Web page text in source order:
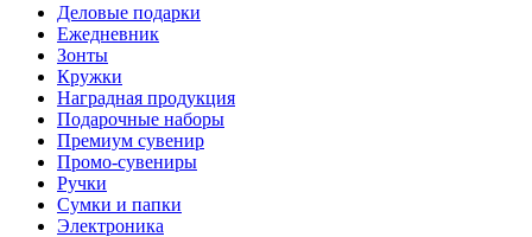
Деловые подарки
Ежедневник
Зонты
Кружки
Наградная продукция
Подарочные наборы
Премиум сувенир
Промо-сувениры
Ручки
Сумки и папки
Электроника